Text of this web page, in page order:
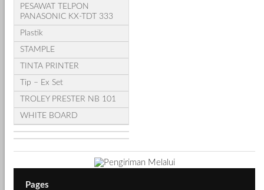
PESAWAT TELPON
PANASONIC KX-TDT 333
Plastik
STAMPLE
TINTA PRINTER
Tip – Ex Set
TROLEY PRESTER NB 101
WHITE BOARD
Pages